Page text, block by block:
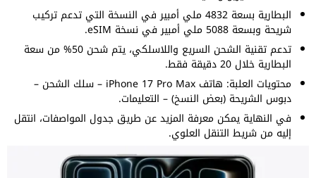
البطارية بسعة 4832 ملي أمبير في النسخة التي تدعم تركيب
شريحة وبسعة 5088 ملي أمبير في نسخة eSIM.
تدعم تقنية الشحن السريع واللاسلكي، يتم شحن 50% من سعة
البطارية خلال 20 دقيقة فقط.
محتويات العلبة: هاتف iPhone 17 Pro Max – سلك الشحن –
دبوس الشريحة (بعض النسخ) – التعليمات.
في النهاية يمكن معرفة المزيد عن طريق جدول المواصفات، انتقل
إليه من شريط التنقل العلوي.